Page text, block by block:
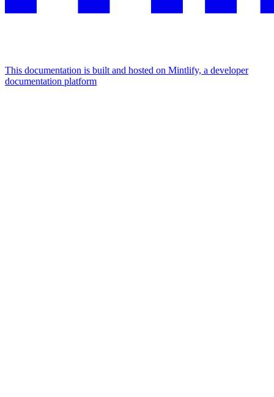
This documentation is built and hosted on Mintlify, a developer
documentation platform